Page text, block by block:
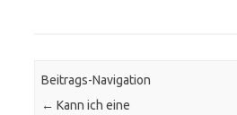
Beitrags-Navigation
← Kann ich eine